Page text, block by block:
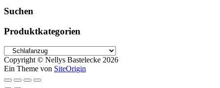
Suchen
Produktkategorien
Copyright © Nellys Bastelecke 2026
Ein Theme von SiteOrigin